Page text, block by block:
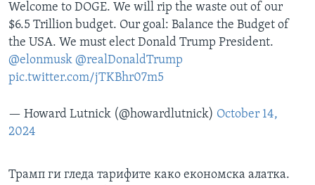
Welcome to DOGE. We will rip the waste out of our
$6.5 Trillion budget. Our goal: Balance the Budget of
the USA. We must elect Donald Trump President.
@elonmusk @realDonaldTrump
pic.twitter.com/jTKBhr07m5
— Howard Lutnick (@howardlutnick) October 14,
2024
Трамп ги гледа тарифите како економска алатка.